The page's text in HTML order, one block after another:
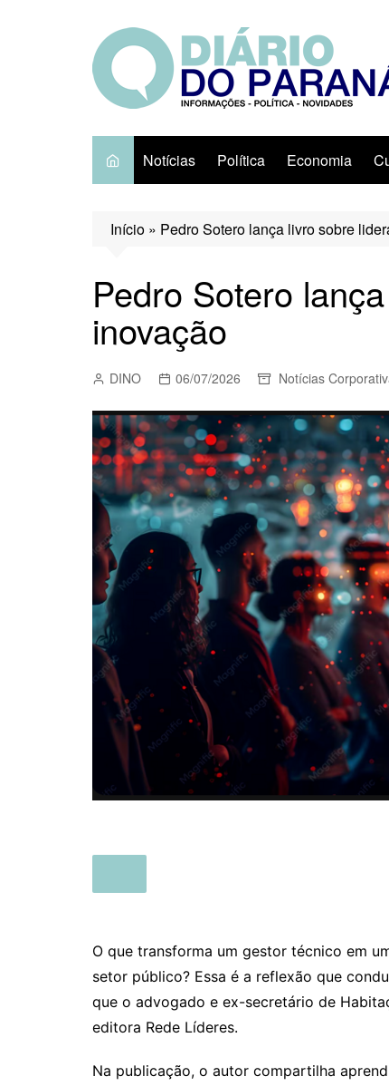
Notícias Política Economia
Início » Pedro Sotero lança livro sobre
Pedro Sotero
inovação
DINO 06/07/2026 Notícias
O que transforma um gestor técnico em
setor público? Essa é a reflexão que
que o advogado e ex-secretário de
editora Rede Líderes.
Na publicação, o autor compartilha